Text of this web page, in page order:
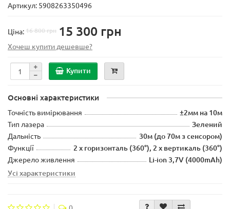
Артикул: 5908263350496
Ціна:16 800 грн 15 300 грн
Хочеш купити дешевше?
Купити
Основні характеристики
Точність вимірювання ±2мм на 10м
Тип лазера Зелений
Дальність 30м (до 70м з сенсором)
Функції 2 x горизонталь (360°), 2 x вертикаль (360°)
Джерело живлення
Li-ion 3,7V (4000mAh)
Усі характеристики